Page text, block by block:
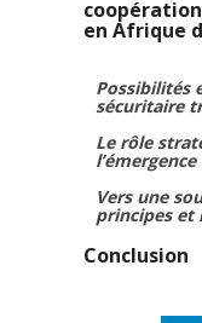
en Afrique
Possibilités
sécuritaire
Le rôle
Vers une
principes et
Conclusion